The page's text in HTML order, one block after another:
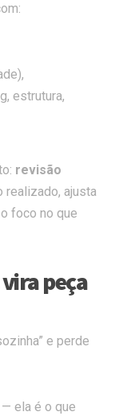
estrutura,
revisão
realizado, ajusta
foco no que
peça
e perde
ela é o que